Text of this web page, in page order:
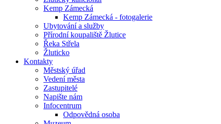
Kemp Zámecká
Kemp Zámecká - fotogalerie
Ubytování a služby
Přírodní koupaliště Žlutice
Řeka Střela
Žluticko
Kontakty
Městský úřad
Vedení města
Zastupitelé
Napište nám
Infocentrum
Odpovědná osoba